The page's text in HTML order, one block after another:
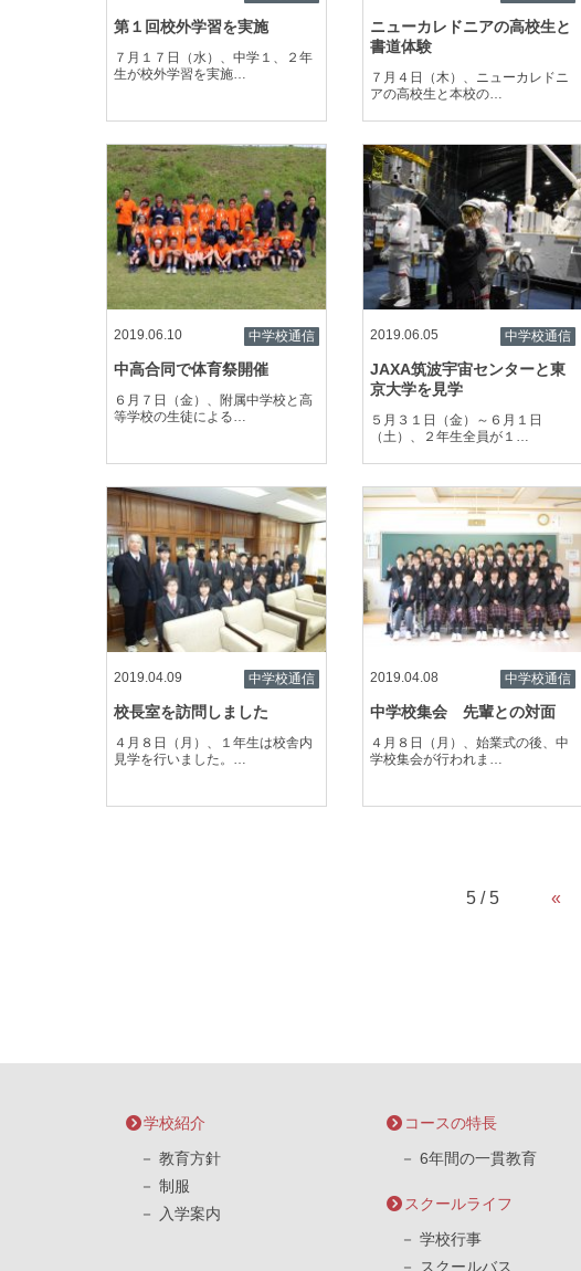
第１回校外学習を実施
７月１７日（水）、中学１、２年
生が校外学習を実施…
ニューカレドニアの高校生と
書道体験
７月４日（木）、ニューカレドニ
アの高校生と本校の…
2019.06.10 中学校通信
中高合同で体育祭開催
６月７日（金）、附属中学校と高
等学校の生徒による…
2019.06.05 中学校通信
JAXA筑波宇宙センターと東
京大学を見学
５月３１日（金）～６月１日
（土）、２年生全員が１…
2019.04.09 中学校通信
校長室を訪問しました
４月８日（月）、１年生は校舎内
見学を行いました。…
2019.04.08 中学校通信
中学校集会 先輩との対面
４月８日（月）、始業式の後、中
学校集会が行われま…
5 / 5 «
学校紹介
教育方針
制服
入学案内
コースの特長
6年間の一貫教育
スクールライフ
学校行事
スクールバス